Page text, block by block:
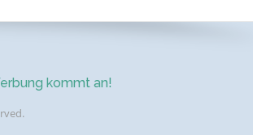
kommt an!